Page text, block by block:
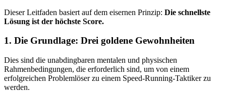
Dieser Leitfaden basiert auf dem eisernen Prinzip: Die schnellste
Lösung ist der höchste Score.
1. Die Grundlage: Drei goldene Gewohnheiten
Dies sind die unabdingbaren mentalen und physischen
Rahmenbedingungen, die erforderlich sind, um von einem
erfolgreichen Problemlöser zu einem Speed-Running-Taktiker zu
werden.